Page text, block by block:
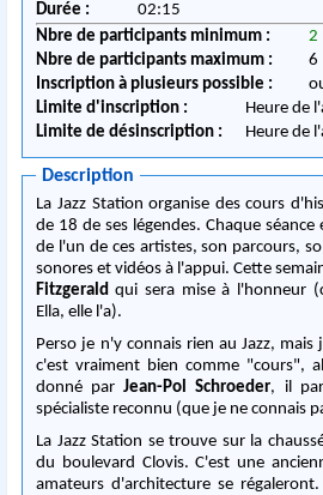
Durée :
02:15
Nbre de participants minimum :
2
Nbre de participants maximum :
6
Inscription à plusieurs possible :
Limite d'inscription :
Heure de
Limite de désinscription :
Heure de
Description
La Jazz Station organise des cours
de 18 de ses légendes. Chaque
de l'un de ces artistes, son parcours,
sonores et vidéos à l'appui. Cette
Fitzgerald qui sera mise à l'honneur
Ella, elle l'a).
Perso je n'y connais rien au Jazz, mais
c'est vraiment bien comme "cours",
donné parJean-Pol Schroeder, il
spécialiste reconnu (que je ne connais
La Jazz Station se trouve sur la
du boulevard Clovis. C'est une
amateurs d'architecture se